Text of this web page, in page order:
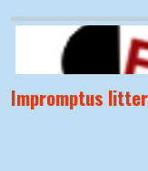
Impromptus